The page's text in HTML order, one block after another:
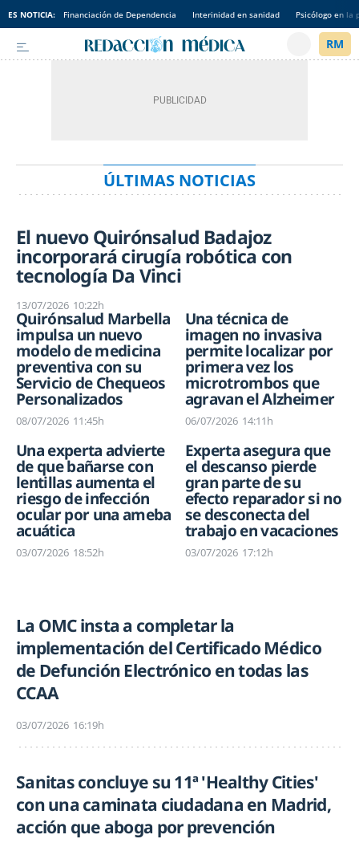
ES NOTICIA: Financiación de Dependencia Interinidad en sanidad Psicólogo en la
ÚLTIMAS NOTICIAS
El nuevo Quirónsalud Badajoz
incorporará cirugía robótica con
tecnología Da Vinci
13/07/2026 10:22h
Quirónsalud Marbella
impulsa un nuevo
modelo de medicina
preventiva con su
Servicio de Chequeos
Personalizados
08/07/2026 11:45h
Una técnica de
imagen no invasiva
permite localizar por
primera vez los
microtrombos que
agravan el Alzheimer
06/07/2026 14:11h
Una experta advierte
de que bañarse con
lentillas aumenta el
riesgo de infección
ocular por una ameba
acuática
03/07/2026 18:52h
Experta asegura que
el descanso pierde
gran parte de su
efecto reparador si no
se desconecta del
trabajo en vacaciones
03/07/2026 17:12h
La OMC insta a completar la
implementación del Certificado Médico
de Defunción Electrónico en todas las
CCAA
03/07/2026 16:19h
Sanitas concluye su 11ª 'Healthy Cities'
con una caminata ciudadana en Madrid,
acción que aboga por prevención